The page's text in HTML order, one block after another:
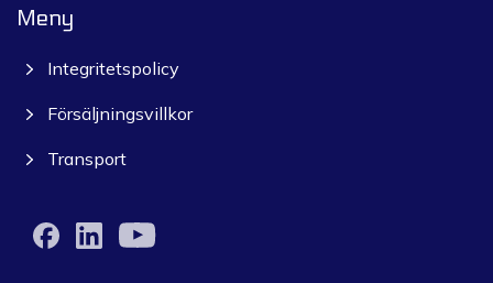
Meny
Integritetspolicy
Försäljningsvillkor
Transport